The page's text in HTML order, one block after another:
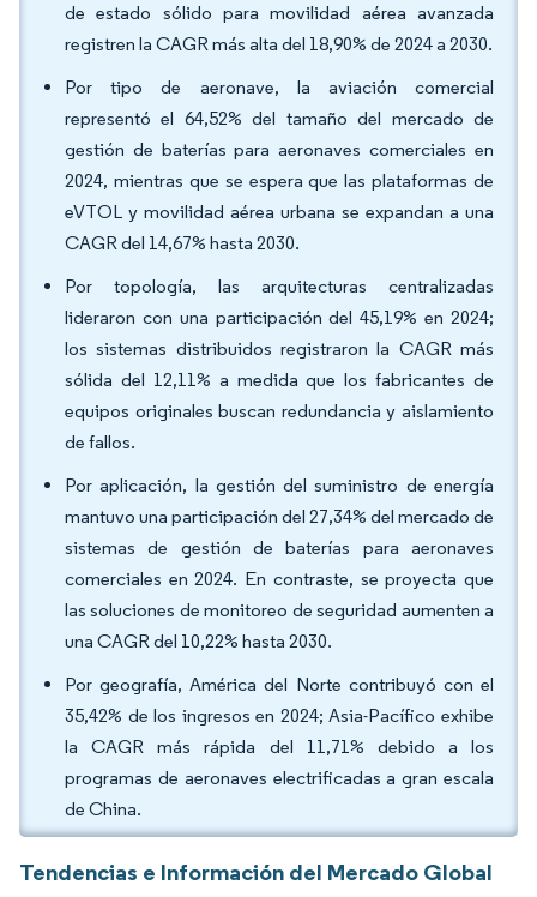
de estado sólido para movilidad aérea avanzada
registren la CAGR más alta del 18,90% de 2024 a 2030.
Por tipo de aeronave, la aviación comercial
representó el 64,52% del tamaño del mercado de
gestión de baterías para aeronaves comerciales en
2024, mientras que se espera que las plataformas de
eVTOL y movilidad aérea urbana se expandan a una
CAGR del 14,67% hasta 2030.
Por topología, las arquitecturas centralizadas
lideraron con una participación del 45,19% en 2024;
los sistemas distribuidos registraron la CAGR más
sólida del 12,11% a medida que los fabricantes de
equipos originales buscan redundancia y aislamiento
de fallos.
Por aplicación, la gestión del suministro de energía
mantuvo una participación del 27,34% del mercado de
sistemas de gestión de baterías para aeronaves
comerciales en 2024. En contraste, se proyecta que
las soluciones de monitoreo de seguridad aumenten a
una CAGR del 10,22% hasta 2030.
Por geografía, América del Norte contribuyó con el
35,42% de los ingresos en 2024; Asia-Pacífico exhibe
la CAGR más rápida del 11,71% debido a los
programas de aeronaves electrificadas a gran escala
de China.
Tendencias e Información del Mercado Global